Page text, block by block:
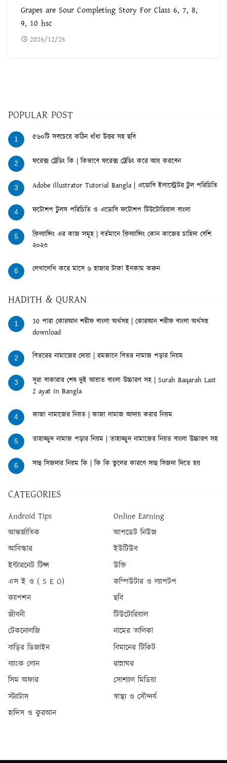
Grapes are Sour Completing Story For Class 6, 7, 8,
9, 10 hsc
2025/12/25
POPULAR POST
1 ৫৬০টি সবচেয়ে কঠিন ধাঁধা উত্তর সহ ছবি
2 ফরেক্স ট্রেডিং কি | কিভাবে ফরেক্স ট্রেডিং করে আয় করবেন
3 Adobe illustrator Tutorial Bangla | এডোবি ইলাস্ট্রেটর টুল পরিচিতি
4 ফটোশপ টুলস পরিচিতি ও এডোবি ফটোশপ টিউটোরিয়াল বাংলা
5
ফ্রিল্যান্সিং এর কাজ সমূহ | বর্তমানে ফ্রিল্যান্সিং কোন কাজের চাহিদা বেশি
২০২৩
6 লেখালেখি করে মাসে ৬ হাজার টাকা ইনকাম করুন
HADITH & QURAN
1
30 পারা কোরআন শরীফ বাংলা অর্থসহ | কোরআন শরীফ বাংলা অর্থসহ
download
2 বিতরের নামাজের দোয়া | রমজানে বিতর নামাজ পড়ার নিয়ম
3
সূরা বাকারার শেষ দুই আয়াত বাংলা উচ্চারণ সহ | Surah Baqarah Last
2 ayat in Bangla
4 কাজা নামাজের নিয়ত | কাজা নামাজ আদায় করার নিয়ম
5 তাহাজ্জুদ নামাজ পড়ার নিয়ম | তাহাজ্জুদ নামাজের নিয়ত বাংলা উচ্চারণ সহ
6 সাহু সিজদার নিয়ম কি | কি কি ভুলের কারণে সাহু সিজদা দিতে হয়
CATEGORIES
Android Tips
Online Earning
আন্তর্জাতিক
আপডেট নিউজ
আবিস্কার
ইউটিউব
ইন্টারনেট টিপ্স
উক্তি
এস ই ও ( S E O)
কম্পিউটার ও ল্যাপটপ
ক্যাপশন
ছবি
জীবনী
টিউটোরিয়াল
টেকনোলজি
নামের তালিকা
বাড়ির ডিজাইন
বিমানের টিকিট
ব্যাংক লোন
রান্নাঘর
সিম অফার
সোশ্যাল মিডিয়া
স্ট্যাটাস
স্বাস্থ্য ও সৌন্দর্য
হাদিস ও কুরআন